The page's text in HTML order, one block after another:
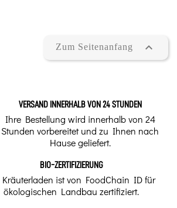
Zum Seitenanfang 
VERSAND INNERHALB VON 24 STUNDEN
Ihre Bestellung wird innerhalb von 24
Stunden vorbereitet und zu Ihnen nach
Hause geliefert.
BIO-ZERTIFIZIERUNG
ist von FoodChain ID für
ökologischen Landbau zertifiziert.